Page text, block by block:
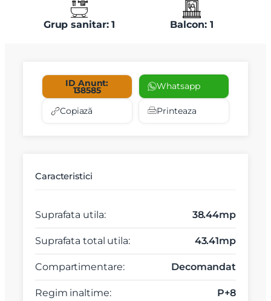
Grup sanitar: 1 Balcon: 1
ID Anunt:
138585 Whatsapp
Copiază Printeaza
Caracteristici
Suprafata utila: 38.44mp
Suprafata total utila: 43.41mp
Compartimentare: Decomandat
Regim inaltime: P+8